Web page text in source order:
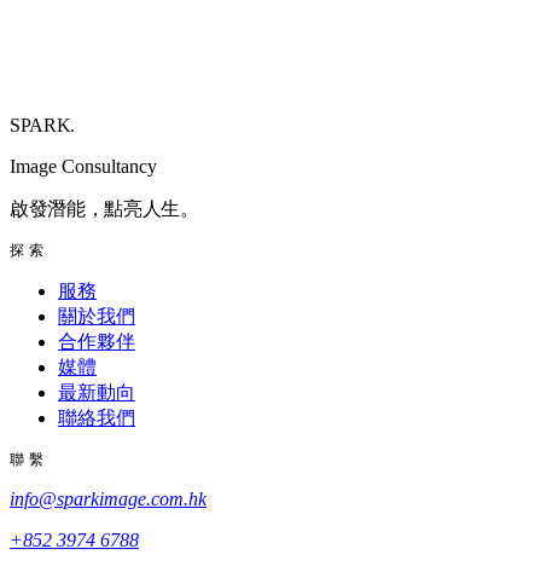
SPARK.
Image Consultancy
啟發潛能，點亮人生。
探索
服務
關於我們
合作夥伴
媒體
最新動向
聯絡我們
聯繫
info@sparkimage.com.hk
+852 3974 6788